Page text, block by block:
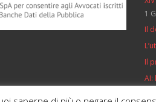
1
Il
Il
AI: